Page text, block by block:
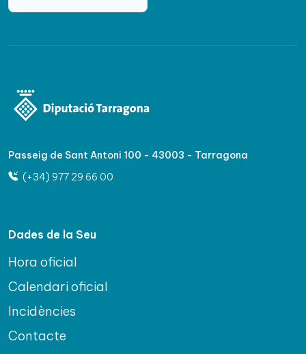
Passeig de Sant Antoni 100 - 43003 - Tarragona
(+34) 977 29 66 00
Dades de la Seu
Hora oficial
Calendari oficial
Incidències
Contacte